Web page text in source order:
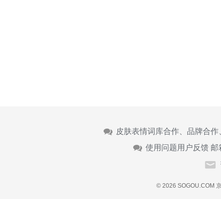
皮肤表情词库合作、品牌合
使用问题用户反馈 邮
© 2026 SOGOU.COM